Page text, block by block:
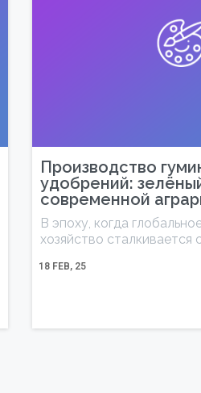
Производство
удобрений:
современной
18 FEB, 25
В эпоху, когда
хозяйство сталкивается